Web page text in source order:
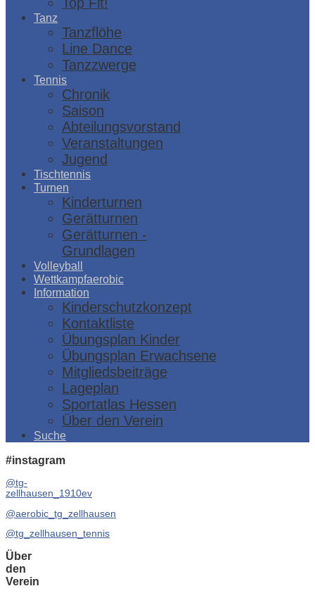
Tanz
Tanzflöhe
Line Dance
Tanzzwerge
Tennis
Chronik
Saison
Abteilungsvorstand
Veranstaltungen
Jugend
Tischtennis
Turnen
Kinderturnen
Gerätturnen
Gerätturnen -
Grundlagen
Volleyball
Wettkampfaerobic
Information
Kinderschutzkonzept
Kontaktliste
Übungsplan Kinder
Übungsplan Erwachsene
Mitgliedsbeiträge
Lageplan
Sportatlas Hessen
Über den Verein
Suche
#instagram
@tg-
zellhausen_1910ev
@aerobic_tg_zellhausen
@tg_zellhausen_tennis
Über
den
Verein